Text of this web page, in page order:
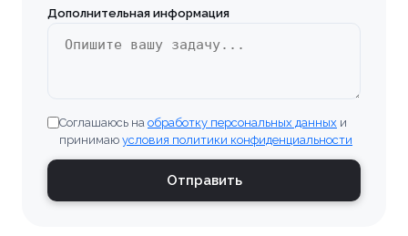
Дополнительная информация
Соглашаюсь на обработку персональных данных и
принимаю условия политики конфиденциальности
Отправить